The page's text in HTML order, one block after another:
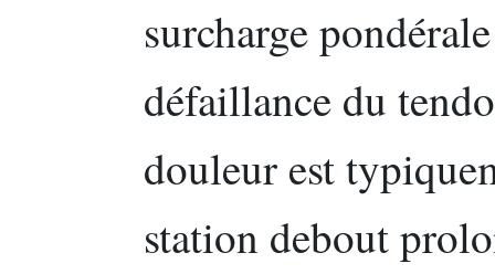
surcharge
défaillance du
douleur est
station debout